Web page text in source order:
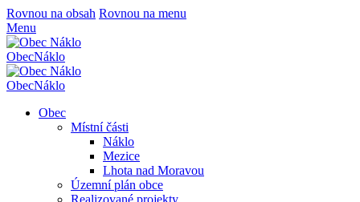
Rovnou na obsah Rovnou na menu
Menu
ObecNáklo
ObecNáklo
Obec
Místní části
Náklo
Mezice
Lhota nad Moravou
Územní plán obce
Realizované projekty